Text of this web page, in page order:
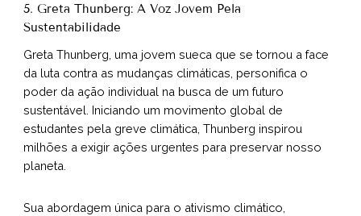
5. Greta Thunberg: A Voz Jovem Pela
Sustentabilidade
Greta Thunberg, uma jovem sueca que se tornou a face
da luta contra as mudanças climáticas, personifica o
poder da ação individual na busca de um futuro
sustentável. Iniciando um movimento global de
estudantes pela greve climática, Thunberg inspirou
milhões a exigir ações urgentes para preservar nosso
planeta.
Sua abordagem única para o ativismo climático,